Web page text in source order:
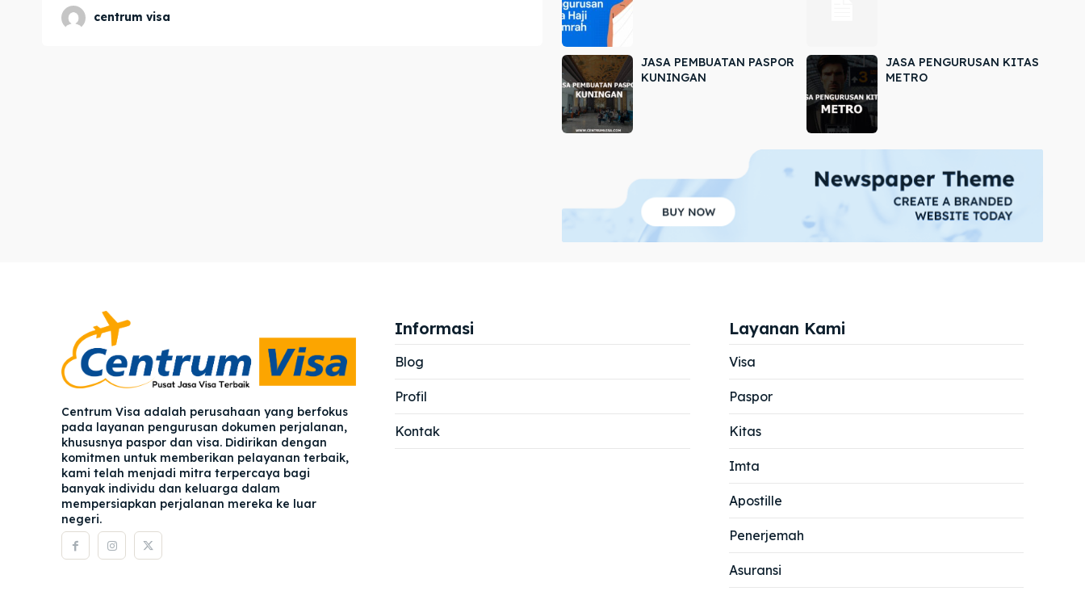
Blog
Cari
Blog
Cari
centrum visa
JASA PEMBUATAN PASPOR
KUNINGAN
JASA PENGURUSAN KITAS
METRO
Centrum Visa adalah perusahaan yang berfokus
pada layanan pengurusan dokumen perjalanan,
khususnya paspor dan visa. Didirikan dengan
komitmen untuk memberikan pelayanan terbaik,
kami telah menjadi mitra terpercaya bagi
banyak individu dan keluarga dalam
mempersiapkan perjalanan mereka ke luar
negeri.
Informasi
Blog
Profil
Kontak
Layanan Kami
Visa
Paspor
Kitas
Imta
Apostille
Penerjemah
Asuransi